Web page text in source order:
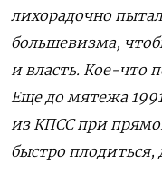
лихорадочно
большевизма,
и власть. Кое-что
Еще до мятежа
из КПСС при
быстро плодиться,